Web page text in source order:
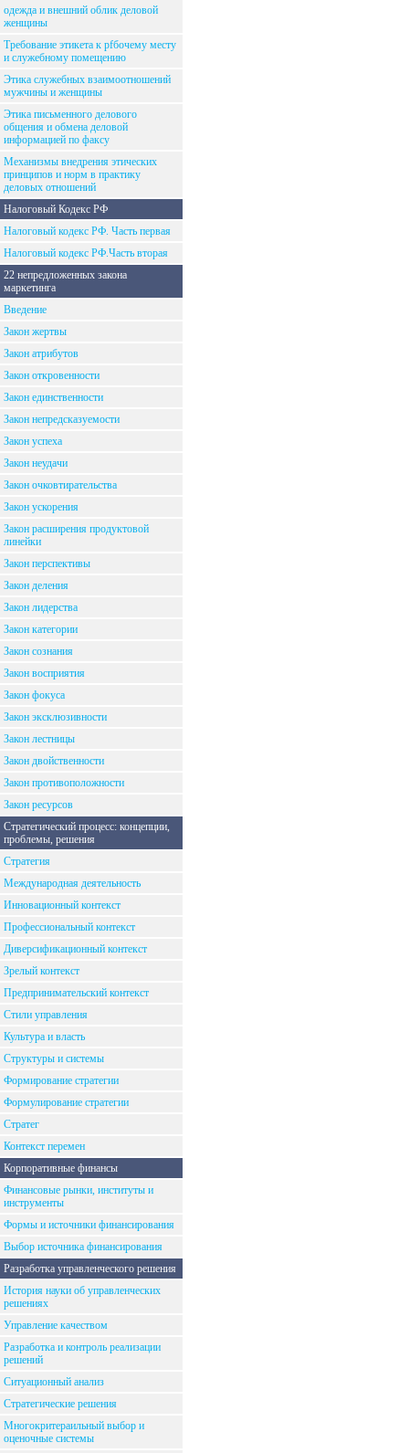
одежда и внешний облик деловой
женщины
Требование этикета к рfбочему месту
и служебному помещению
Этика служебных взаимоотношений
мужчины и женщины
Этика письменного делового
общения и обмена деловой
информацией по факсу
Механизмы внедрения этических
принципов и норм в практику
деловых отношений
Налоговый Кодекс РФ
Налоговый кодекс РФ. Часть первая
Налоговый кодекс РФ.Часть вторая
22 непредложенных закона
маркетинга
Введение
Закон жертвы
Закон атрибутов
Закон откровенности
Закон единственности
Закон непредсказуемости
Закон успеха
Закон неудачи
Закон очковтирательства
Закон ускорения
Закон расширения продуктовой
линейки
Закон перспективы
Закон деления
Закон лидерства
Закон категории
Закон сознания
Закон восприятия
Закон фокуса
Закон эксклюзивности
Закон лестницы
Закон двойственности
Закон противоположности
Закон ресурсов
Стратегический процесс: концепции,
проблемы, решения
Стратегия
Международная деятельность
Инновационный контекст
Профессиональный контекст
Диверсификационный контекст
Зрелый контекст
Предпринимательский контекст
Стили управления
Культура и власть
Структуры и системы
Формирование стратегии
Формулирование стратегии
Стратег
Контекст перемен
Корпоративные финансы
Финансовые рынки, институты и
инструменты
Формы и источники финансирования
Выбор источника финансирования
Разработка управленческого решения
История науки об управленческих
решениях
Управление качеством
Разработка и контроль реализации
решений
Ситуационный анализ
Стратегические решения
Многокритераильный выбор и
оценочные системы